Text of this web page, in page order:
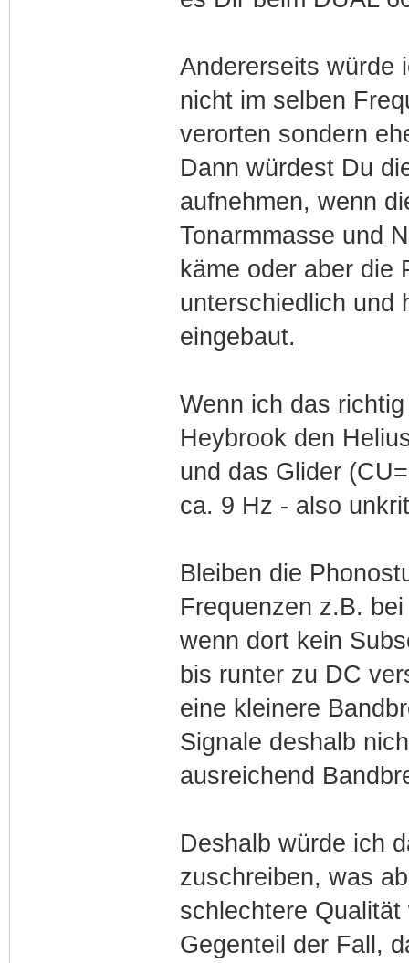
Andererseits würde
nicht im selben
verorten sondern
Dann würdest Du
aufnehmen, wenn
Tonarmmasse und
käme oder aber die
unterschiedlich und
eingebaut.
Wenn ich das
Heybrook den
und das Glider
ca. 9 Hz - also
Bleiben die
Frequenzen z.B.
wenn dort kein
bis runter zu DC
eine kleinere
Signale deshalb
ausreichend
Deshalb würde ich
zuschreiben, was
schlechtere
Gegenteil der Fall,